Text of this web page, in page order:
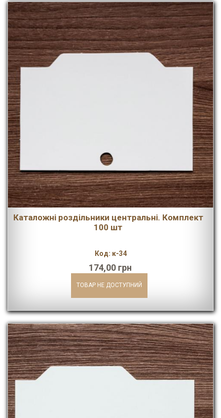
Каталожні роздільники центральні. Комплект
100 шт
Код: к-34
174,00 грн